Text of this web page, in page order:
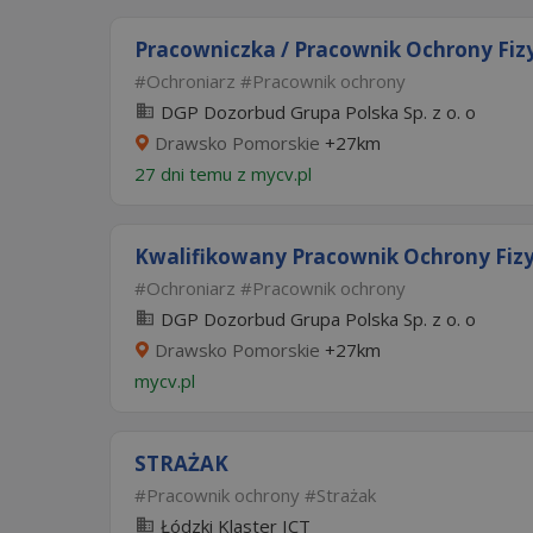
Pracowniczka / Pracownik Ochrony
Ochroniarz
Pracownik ochrony
DGP Dozorbud Grupa Polska Sp. z o. o
Drawsko Pomorskie +27km
27 dni temu z mycv.pl
Kwalifikowany Pracownik Ochrony
Ochroniarz
Pracownik ochrony
DGP Dozorbud Grupa Polska Sp. z o. o
Drawsko Pomorskie +27km
mycv.pl
STRAŻAK
Pracownik ochrony
Strażak
Łódzki Klaster ICT